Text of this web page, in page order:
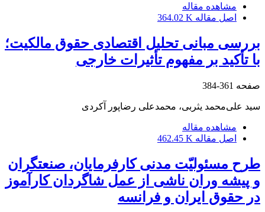
مشاهده مقاله
اصل مقاله 364.02 K
بررسی مبانی تحلیل اقتصادی حقوق مالکیت؛
با تأکید بر مفهوم تأثیرات خارجی
صفحه 361-384
سید علی‌محمد یثربی، محمدعلی رضاپور آکردی
مشاهده مقاله
اصل مقاله 462.45 K
طرح مسئولیّت مدنی کارفرمایان، صنعتگران
و پیشه وران ناشی از عمل شاگردان کارآموز
در حقوق ایران و فرانسه